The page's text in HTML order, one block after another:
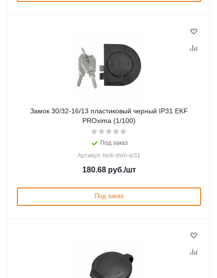
Замок 30/32-16/13 пластиковый черный IP31 EKF
PROxima (1/100)
Под заказ
Артикул: lock-shrn-ip31
180.68руб./шт
Под заказ